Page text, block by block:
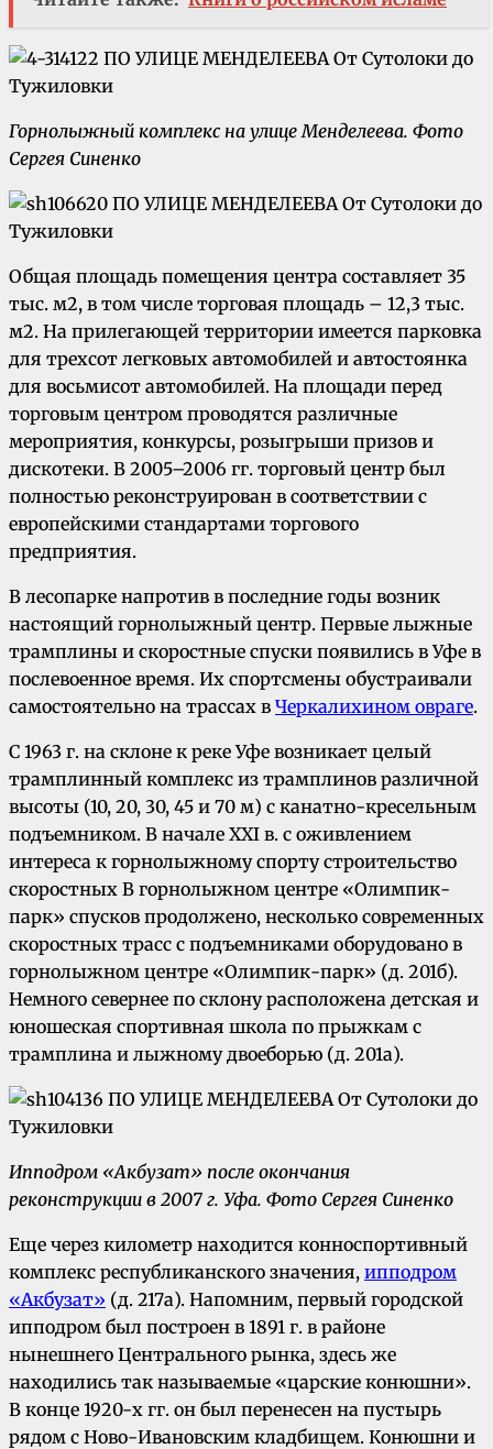
Горнолыжный комплекс на улице Менделеева. Фото
Сергея Синенко
Общая площадь помещения центра составляет 35
тыс. м2, в том числе торговая площадь – 12,3 тыс.
м2. На прилегающей территории имеется парковка
для трехсот легковых автомобилей и автостоянка
для восьмисот автомобилей. На площади перед
торговым центром проводятся различные
мероприятия, конкурсы, розыгрыши призов и
дискотеки. В 2005–2006 гг. торговый центр был
полностью реконструирован в соответствии с
европейскими стандартами торгового
предприятия.
В лесопарке напротив в последние годы возник
настоящий горнолыжный центр. Первые лыжные
трамплины и скоростные спуски появились в Уфе в
послевоенное время. Их спортсмены обустраивали
самостоятельно на трассах в Черкалихином овраге.
С 1963 г. на склоне к реке Уфе возникает целый
трамплинный комплекс из трамплинов различной
высоты (10, 20, 30, 45 и 70 м) с канатно-кресельным
подъемником. В начале XXI в. с оживлением
интереса к горнолыжному спорту строительство
скоростных В горнолыжном центре «Олимпик-
парк» спусков продолжено, несколько современных
скоростных трасс с подъемниками оборудовано в
горнолыжном центре «Олимпик-парк» (д. 201б).
Немного севернее по склону расположена детская и
юношеская спортивная школа по прыжкам с
трамплина и лыжному двоеборью (д. 201а).
Ипподром «Акбузат» после окончания
реконструкции в 2007 г. Уфа. Фото Сергея Синенко
Еще через километр находится конноспортивный
комплекс республиканского значения, ипподром
«Акбузат» (д. 217а). Напомним, первый городской
ипподром был построен в 1891 г. в районе
нынешнего Центрального рынка, здесь же
находились так называемые «царские конюшни».
В конце 1920-х гг. он был перенесен на пустырь
рядом с Ново-Ивановским кладбищем. Конюшни и